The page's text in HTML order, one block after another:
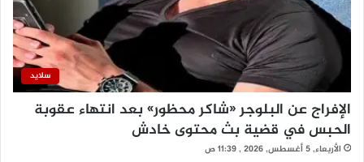
سلايد
الإفراج عن البلوجر «شاكر محظور» بعد انتهاء عقوبة
الحبس في قضية بث محتوى خادش
الأربعاء, 5 أغسطس, 2026 , 11:39 ص